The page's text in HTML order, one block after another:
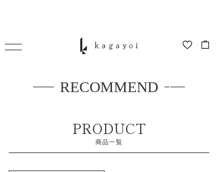
RECOMMEND
PRODUCT
商品一覧